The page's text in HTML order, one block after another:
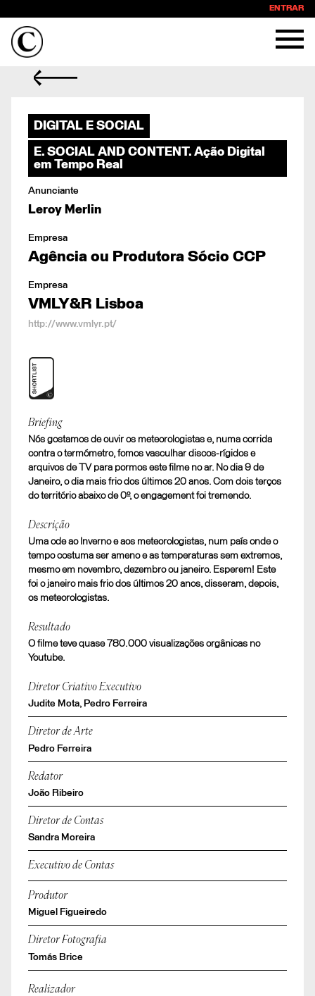
ENTRAR
DIGITAL E SOCIAL
E. SOCIAL AND CONTENT. Ação Digital
em Tempo Real
Anunciante
Leroy Merlin
Empresa
Agência ou Produtora Sócio CCP
Empresa
VMLY&R Lisboa
http://www.vmlyr.pt/
Isto é o Inverno
E. SOCIAL AND CONTENT. Ação Digital em Tempo
Real
Briefing
Nós gostamos de ouvir os meteorologistas e, numa corrida
contra o termómetro, fomos vasculhar discos-rígidos e
arquivos de TV para pormos este filme no ar. No dia 9 de
Janeiro, o dia mais frio dos últimos 20 anos. Com dois terços
do território abaixo de 0º, o engagement foi tremendo.
Descrição
Uma ode ao Inverno e aos meteorologistas, num país onde o
tempo costuma ser ameno e as temperaturas sem extremos,
mesmo em novembro, dezembro ou janeiro. Esperem! Este
foi o janeiro mais frio dos últimos 20 anos, disseram, depois,
os meteorologistas.
Resultado
O filme teve quase 780.000 visualizações orgânicas no
Youtube.
Diretor Criativo Executivo
Judite Mota, Pedro Ferreira
Diretor de Arte
Pedro Ferreira
Redator
João Ribeiro
Diretor de Contas
Sandra Moreira
Executivo de Contas
Produtor
Miguel Figueiredo
Diretor Fotografia
Tomás Brice
Realizador